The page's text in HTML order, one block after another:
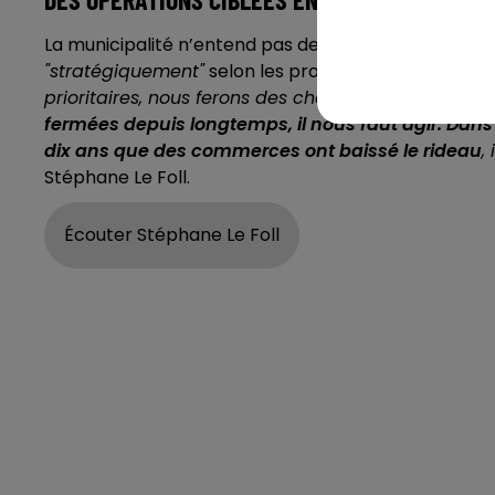
La municipalité n’entend pas devenir un acteur de
"stratégiquement"selon les problématiques des
prioritaires, nous ferons des choix ciblés.
fermées depuis longtemps, il nous faut agir.
dix ans que des commerces ont baissé le rideau,
Stéphane Le Foll.
Écouter Stéphane Le Foll